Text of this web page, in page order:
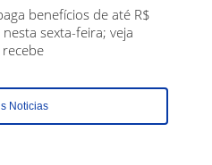
benefícios de até R$
sexta-feira; veja
Noticias